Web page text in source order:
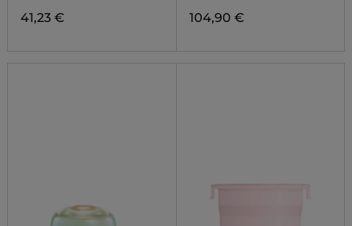
41,23 € 104,90 €